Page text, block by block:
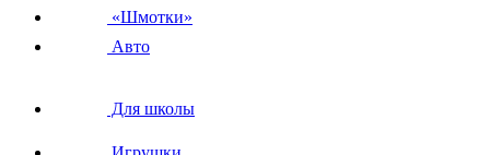
«Шмотки»
Авто
Для школы